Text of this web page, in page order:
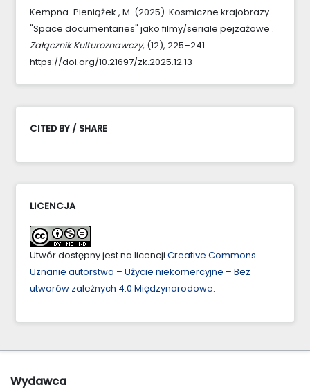
Kempna-Pieniążek , M. (2025). Kosmiczne krajobrazy.
"Space documentaries" jako filmy/seriale pejzażowe .
Załącznik Kulturoznawczy, (12), 225–241.
https://doi.org/10.21697/zk.2025.12.13
CITED BY / SHARE
LICENCJA
Utwór dostępny jest na licencji Creative Commons
Uznanie autorstwa – Użycie niekomercyjne – Bez
utworów zależnych 4.0 Międzynarodowe.
Wydawca